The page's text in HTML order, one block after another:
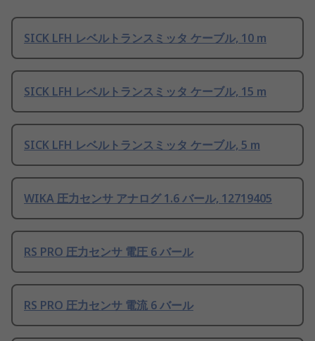
SICK LFH レベルトランスミッタ ケーブル, 10 m
SICK LFH レベルトランスミッタ ケーブル, 15 m
SICK LFH レベルトランスミッタ ケーブル, 5 m
WIKA 圧力センサ アナログ 1.6 バール, 12719405
RS PRO 圧力センサ 電圧 6 バール
RS PRO 圧力センサ 電流 6 バール